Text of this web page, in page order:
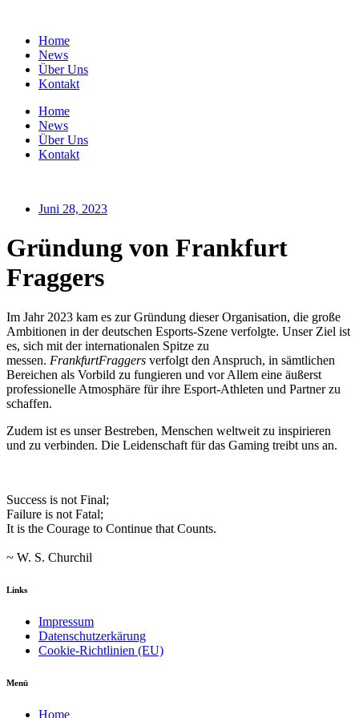
springenHome
News
Über Uns
Kontakt
Home
News
Über Uns
Kontakt
Juni 28, 2023
Gründung von Frankfurt
Fraggers
Im Jahr 2023 kam es zur Gründung dieser Organisation, die große
Ambitionen in der deutschen Esports-Szene verfolgte. Unser Ziel ist
es, sich mit der internationalen Spitze zu
messen. FrankfurtFraggers verfolgt den Anspruch, in sämtlichen
Bereichen als Vorbild zu fungieren und vor Allem eine äußerst
professionelle Atmosphäre für ihre Esport-Athleten und Partner zu
schaffen.
Zudem ist es unser Bestreben, Menschen weltweit zu inspirieren
und zu verbinden. Die Leidenschaft für das Gaming treibt uns an.
Success is not Final;
Failure is not Fatal;
It is the Courage to Continue that Counts.
~ W. S. Churchil
Links
Impressum
Datenschutzerkärung
Cookie-Richtlinien (EU)
Menü
Home